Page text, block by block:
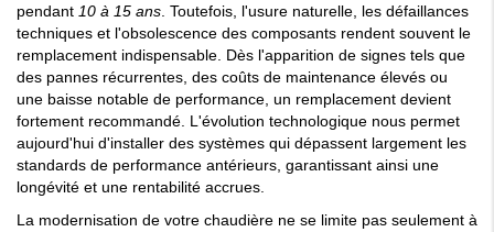
pendant 10 à 15 ans. Toutefois, l'usure naturelle, les défaillances
techniques et l'obsolescence des composants rendent souvent le
remplacement indispensable. Dès l'apparition de signes tels que
des pannes récurrentes, des coûts de maintenance élevés ou
une baisse notable de performance, un remplacement devient
fortement recommandé. L'évolution technologique nous permet
aujourd'hui d'installer des systèmes qui dépassent largement les
standards de performance antérieurs, garantissant ainsi une
longévité et une rentabilité accrues.
La modernisation de votre chaudière ne se limite pas seulement à